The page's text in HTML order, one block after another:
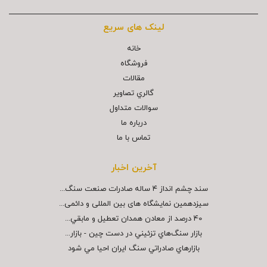
لینک های سریع
خانه
فروشگاه
مقالات
گالري تصاوير
سوالات متداول
درباره ما
تماس با ما
آخرین اخبار
سند چشم انداز ۴ ساله صادرات صنعت سنگ...
سیزدهمین نمایشگاه های بین المللی و دائمی...
40 درصد از معادن همدان تعطيل و مابقي...
بازار سنگ‌هاي تزئيني در دست چين - بازار...
بازارهاي صادراتي سنگ ايران احيا مي شود